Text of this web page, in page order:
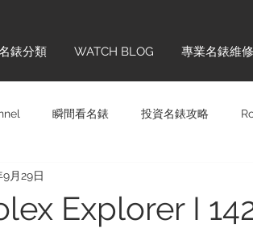
錶分類 WATCH BLOG 專業名錶維
瞬間看名錶 投資名錶攻略
Panerai
Explorer I
月29日